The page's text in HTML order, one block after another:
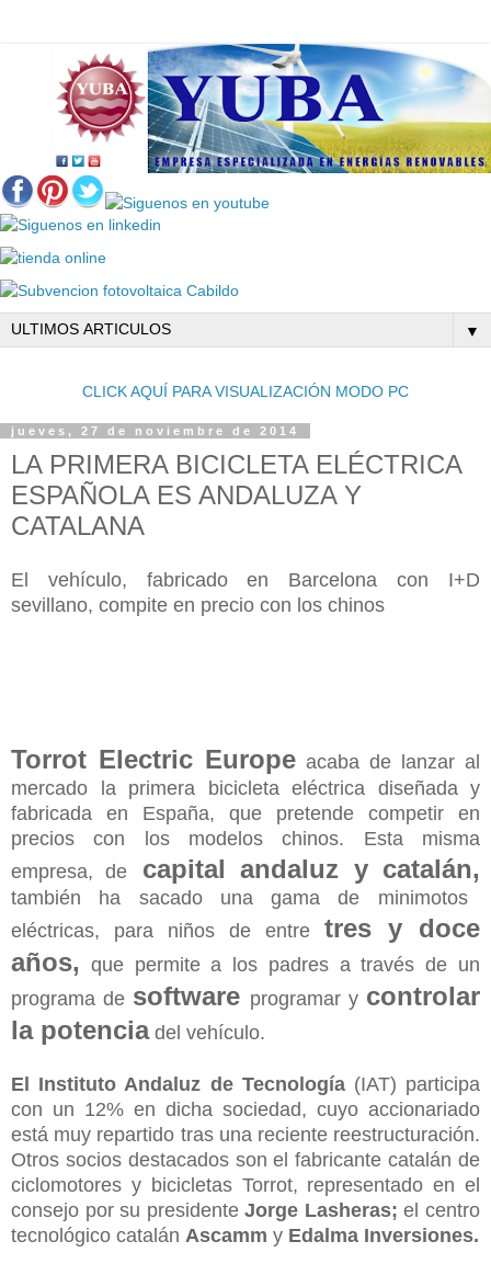
▼
CLICK AQUÍ PARA VISUALIZACIÓN MODO PC
jueves, 27 de noviembre de 2014
LA PRIMERA BICICLETA ELÉCTRICA
ESPAÑOLA ES ANDALUZA Y
CATALANA
El vehículo, fabricado en Barcelona con I+D
sevillano, compite en precio con los chinos
Torrot Electric Europe acaba de lanzar al
mercado la primera bicicleta eléctrica diseñada y
fabricada en España, que pretende competir en
precios con los modelos chinos. Esta misma
empresa, de
capital andaluz y catalán,
también ha sacado una gama de minimotos
eléctricas, para niños de entre tres y doce
años, que permite a los padres a través de un
programa de software programar y controlar
la potenciadel vehículo.
El Instituto Andaluz de Tecnología(IAT) participa
con un 12% en dicha sociedad, cuyo accionariado
está muy repartido tras una reciente reestructuración.
Otros socios destacados son el fabricante catalán de
ciclomotores y bicicletas Torrot, representado en el
consejo por su presidenteJorge Lasheras; el centro
tecnológico catalán Ascamm y Edalma Inversiones.